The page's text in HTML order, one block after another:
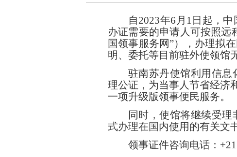
自2023年6月1日起，
办证需要的申请人可按照远
国领事服务网”），办理拟
明、委托等目前驻外使领馆
驻南苏丹使馆利用信息
理公证，为当事人节省经济
一项升级版领事便民服务。
同时，使馆将继续受
式办理在国内使用的有关文
领事证件咨询电话：